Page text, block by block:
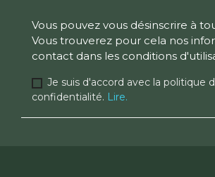
Vous pouvez vous désinscrire à
Vous trouverez pour cela nos
contact dans les conditions
Je suis d'accord avec la politique
confidentialité. Lire.